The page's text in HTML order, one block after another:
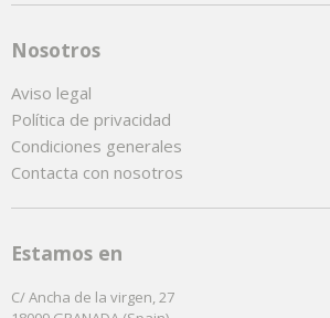
Nosotros
Aviso legal
Política de privacidad
Condiciones generales
Contacta con nosotros
Estamos en
C/ Ancha de la virgen, 27